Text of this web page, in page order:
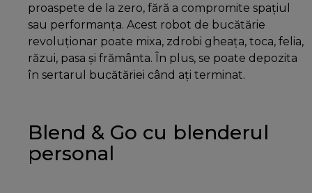
proaspete de la zero, fără a compromite spațiul
sau performanța. Acest robot de bucătărie
revoluționar poate mixa, zdrobi gheața, toca, felia,
răzui, pasa și frământa. În plus, se poate depozita
în sertarul bucătăriei când ați terminat.
Blend & Go cu blenderul
personal